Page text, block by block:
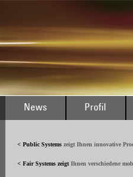
< Public Systems zeigt Ihnen innovative
< Fair Systems zeigt Ihnen verschiedene